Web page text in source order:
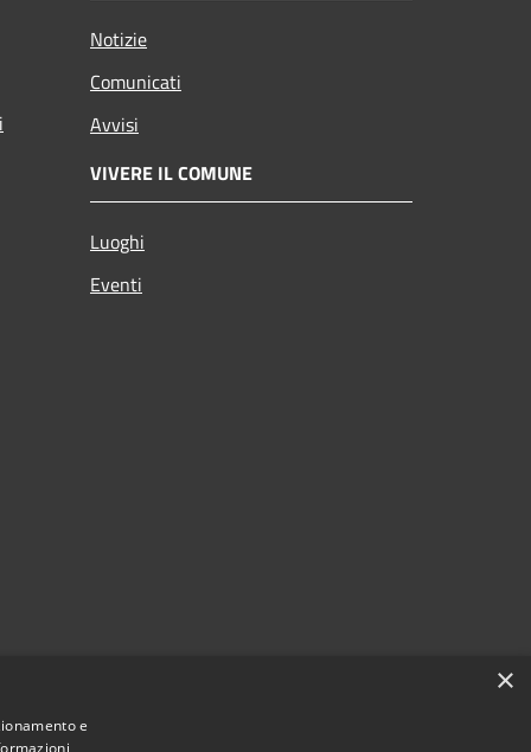
Notizie
Comunicati
Avvisi
VIVERE IL COMUNE
Luoghi
Eventi
×
e